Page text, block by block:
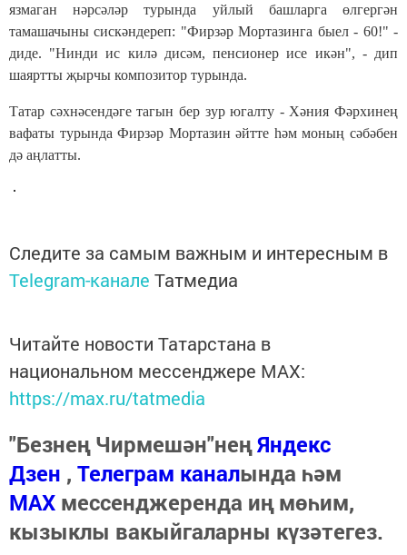
язмаган нәрсәләр турында уйлый башларга өлгергән
тамашачыны сискәндереп: "Фирзәр Мортазинга быел - 60!" -
диде. "Нинди ис килә дисәм, пенсионер исе икән", - дип
шаяртты җырчы композитор турында.
Татар сәхнәсендәге тагын бер зур югалту - Хәния Фәрхинең
вафаты турында Фирзәр Мортазин әйтте һәм моның сәбәбен
дә аңлатты.
Следите за самым важным и интересным в
Telegram-канале Татмедиа
Читайте новости Татарстана в
национальном мессенджере MАХ:
https://max.ru/tatmedia
"Безнең Чирмешән"неңЯндекс
Дзен , Телеграм каналында һәм
МАХ мессенджеренда иң мөһим,
кызыклы вакыйгаларны күзәтегез.